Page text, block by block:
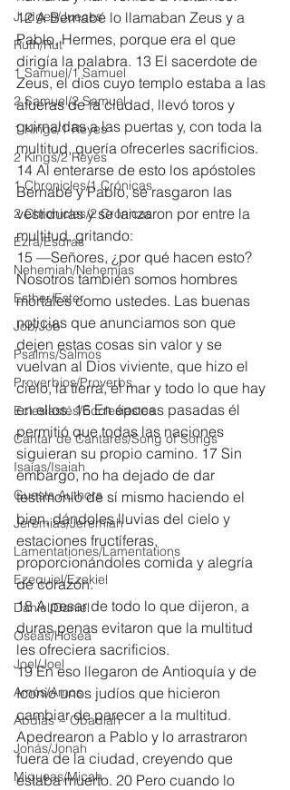
Judges/Jueces
Ruth/Rut
1 Samuel/1 Samuel
2 Samuel/2 Samuel
1 Kings/1 Reyes
2 Kings/2 Reyes
1 Chronicles/1 Crónicas
2 Chronicles/2 Crónicas
Ezra/Esdras
Nehemiah/Nehemías
Esther/Ester
Job/Job
Psalms/Salmos
Proverbios/Proverbs
Eclesiastés/Ecclesiastes
Cantar de Cantares/Song of Songs
Isaías/Isaiah
Guests Authors
Jeremias/Jeremiah
Lamentationes/Lamentations
Ezequiel/Ezekiel
Daniel/Daniel
Oseas/Hosea
Joel/Joel
Amós/Amos
Abdías ~ Obadiah
Jonás/Jonah
Miqueas/Micah
12 A Bernabé lo llamaban Zeus y a
Pablo, Hermes, porque era el que
dirigía la palabra. 13 El sacerdote de
Zeus, el dios cuyo templo estaba a las
afueras de la ciudad, llevó toros y
guirnaldas a las puertas y, con toda la
multitud, quería ofrecerles sacrificios.
14 Al enterarse de esto los apóstoles
Bernabé y Pablo, se rasgaron las
vestiduras y se lanzaron por entre la
multitud, gritando:
15 —Señores, ¿por qué hacen esto?
Nosotros también somos hombres
mortales como ustedes. Las buenas
noticias que anunciamos son que
dejen estas cosas sin valor y se
vuelvan al Dios viviente, que hizo el
cielo, la tierra, el mar y todo lo que hay
en ellos. 16 En épocas pasadas él
permitió que todas las naciones
siguieran su propio camino. 17 Sin
embargo, no ha dejado de dar
testimonio de sí mismo haciendo el
bien, dándoles lluvias del cielo y
estaciones fructíferas,
proporcionándoles comida y alegría
de corazón.
18 A pesar de todo lo que dijeron, a
duras penas evitaron que la multitud
les ofreciera sacrificios.
19 En eso llegaron de Antioquía y de
Iconio unos judíos que hicieron
cambiar de parecer a la multitud.
Apedrearon a Pablo y lo arrastraron
fuera de la ciudad, creyendo que
estaba muerto. 20 Pero cuando lo